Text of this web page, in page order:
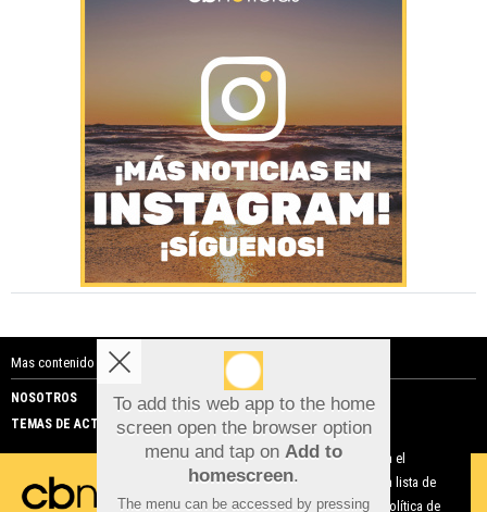
Mas contenido de Costa Blanca Noticias:
NOSOTROS
PUBLICIDAD
TEMAS DE ACTUALIDAD
To add this web app to the home
screen open the browser option
menu and tap on Add to
homescreen.
The menu can be accessed by pressing
Aviso sobre el Uso de cookies:
Utilizamos cookies nuestras y de terceros para el
funcionamiento del digital. Puedes consultar la lista de
cookies y como desconectarlas. Ver nuestra Política de